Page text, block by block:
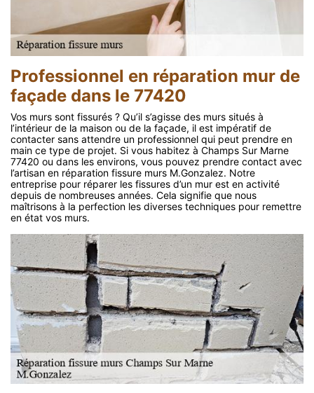
Professionnel en réparation mur de
façade dans le 77420
Vos murs sont fissurés ? Qu’il s’agisse des murs situés à
l’intérieur de la maison ou de la façade, il est impératif de
contacter sans attendre un professionnel qui peut prendre en
main ce type de projet. Si vous habitez à Champs Sur Marne
77420 ou dans les environs, vous pouvez prendre contact avec
l’artisan en réparation fissure murs M.Gonzalez. Notre
entreprise pour réparer les fissures d’un mur est en activité
depuis de nombreuses années. Cela signifie que nous
maîtrisons à la perfection les diverses techniques pour remettre
en état vos murs.